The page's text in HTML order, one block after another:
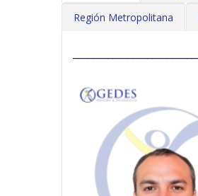
Región Metropolitana